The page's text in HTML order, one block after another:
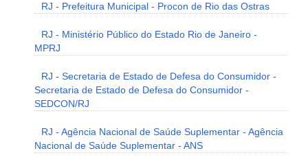
RJ - Prefeitura Municipal - Procon de Rio das Ostras
RJ - Ministério Público do Estado Rio de Janeiro -
MPRJ
RJ - Secretaria de Estado de Defesa do Consumidor -
Secretaria de Estado de Defesa do Consumidor -
SEDCON/RJ
RJ - Agência Nacional de Saúde Suplementar - Agência
Nacional de Saúde Suplementar - ANS